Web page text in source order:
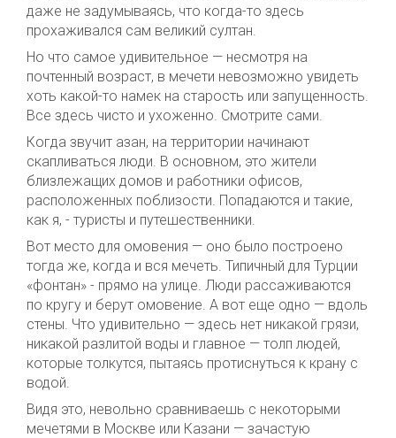
даже не задумываясь, что когда-то здесь
прохаживался сам великий султан.
Но что самое удивительное — несмотря на
почтенный возраст, в мечети невозможно увидеть
хоть какой-то намек на старость или запущенность.
Все здесь чисто и ухоженно. Смотрите сами.
Когда звучит азан, на территории начинают
скапливаться люди. В основном, это жители
близлежащих домов и работники офисов,
расположенных поблизости. Попадаются и такие,
как я, - туристы и путешественники.
Вот место для омовения — оно было построено
тогда же, когда и вся мечеть. Типичный для Турции
«фонтан» - прямо на улице. Люди рассаживаются
по кругу и берут омовение. А вот еще одно — вдоль
стены. Что удивительно — здесь нет никакой грязи,
никакой разлитой воды и главное — толп людей,
которые толкутся, пытаясь протиснуться к крану с
водой.
Видя это, невольно сравниваешь с некоторыми
мечетями в Москве или Казани — зачастую